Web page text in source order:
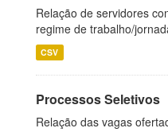
Relação de servidores
regime de trabalho/
CSV
Processos Seletivos
Relação das vagas